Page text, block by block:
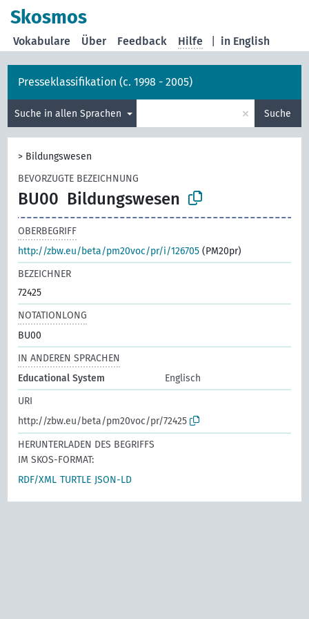
Skosmos
in English
Vokabulare Über Feedback Hilfe
Presseklassifikation (c. 1998 - 2005)
Suche in allen Sprachen × Suche
> Bildungswesen
BEVORZUGTE BEZEICHNUNG
BU00 Bildungswesen
OBERBEGRIFF
http://zbw.eu/beta/pm20voc/pr/i/126705 (PM20pr)
BEZEICHNER
72425
NOTATIONLONG
BU00
IN ANDEREN SPRACHEN
Educational System
Englisch
URI
http://zbw.eu/beta/pm20voc/pr/72425
HERUNTERLADEN DES BEGRIFFS
IM SKOS-FORMAT:
RDF/XML TURTLE JSON-LD